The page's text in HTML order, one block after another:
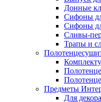
Донные
Сифоны
Сифоны
Сливы-
Трапы и
Предметы
Для декора